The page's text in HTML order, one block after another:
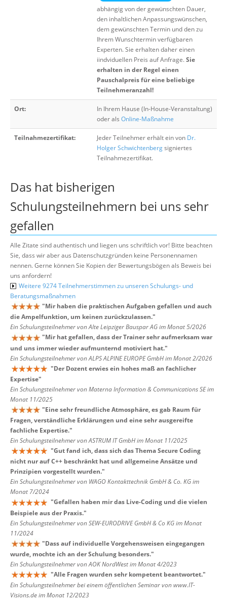
abhängig von der gewünschten Dauer,
den inhaltlichen Anpassungswünschen,
dem gewünschten Termin und den zu
Ihrem Wunschtermin verfügbaren
Experten. Sie erhalten daher einen
iindviduellen Preis auf Anfrage.Sie
erhalten in der Regel einen
Pauschalpreis für eine beliebige
Teilnehmeranzahl!
Ort:
In Ihrem Hause (In-House-Veranstaltung)
oder als Online-Maßnahme
Teilnahmezertifikat: Jeder Teilnehmer erhält ein von Dr.
Holger Schwichtenbergsigniertes
Teilnahmezertifikat.
Das hat bisherigen
Schulungsteilnehmern bei uns sehr
gefallen
Alle Zitate sind authentisch und liegen uns schriftlich vor! Bitte beachten
Sie, dass wir aber aus Datenschutzgründen keine Personennamen
nennen. Gerne können Sie Kopien der Bewertungsbögen als Beweis bei
uns anfordern!
Weitere 9274 Teilnehmerstimmen zu unseren Schulungs- und
Beratungsmaßnahmen
"Mir haben die praktischen Aufgaben gefallen und auch
die Ampelfunktion, um keinen zurückzulassen."
Ein Schulungsteilnehmer von Alte Leipziger Bauspar AG im Monat 5/2026
"Mir hat gefallen, dass der Trainer sehr aufmerksam war
und uns immer wieder aufmunternd motiviert hat."
Ein Schulungsteilnehmer von ALPS ALPINE EUROPE GmbH im Monat 2/2026
"Der Dozent erwies ein hohes maß an fachlicher
Expertise"
Ein Schulungsteilnehmer von Materna Information & Communications SE im
Monat 11/2025
"Eine sehr freundliche Atmosphäre, es gab Raum für
Fragen, verständliche Erklärungen und eine sehr ausgereifte
fachliche Expertise."
Ein Schulungsteilnehmer von ASTRUM IT GmbH im Monat 11/2025
"Gut fand ich, dass sich das Thema Secure Coding
nicht nur auf C++ beschränkt hat und allgemeine Ansätze und
Prinzipien vorgestellt wurden."
Ein Schulungsteilnehmer von WAGO Kontakttechnik GmbH & Co. KG im
Monat 7/2024
"Gefallen haben mir das Live-Coding und die vielen
Beispiele aus der Praxis."
Ein Schulungsteilnehmer von SEW-EURODRIVE GmbH & Co KG im Monat
11/2024
"Dass auf individuelle Vorgehensweisen eingegangen
wurde, mochte ich an der Schulung besonders."
Ein Schulungsteilnehmer von AOK NordWest im Monat 4/2023
"Alle Fragen wurden sehr kompetent beantwortet."
Ein Schulungsteilnehmer bei einem öffentlichen Seminar von www.IT-
Visions.de im Monat 12/2023